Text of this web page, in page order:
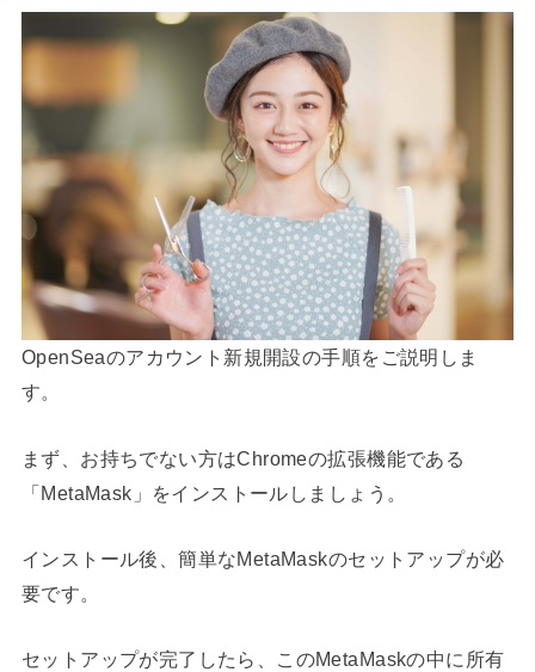
OpenSeaのアカウント新規開設の手順をご説明しま
す。
まず、お持ちでない方はChromeの拡張機能である
「MetaMask」をインストールしましょう。
インストール後、簡単なMetaMaskのセットアップが必
要です。
セットアップが完了したら、このMetaMaskの中に所有